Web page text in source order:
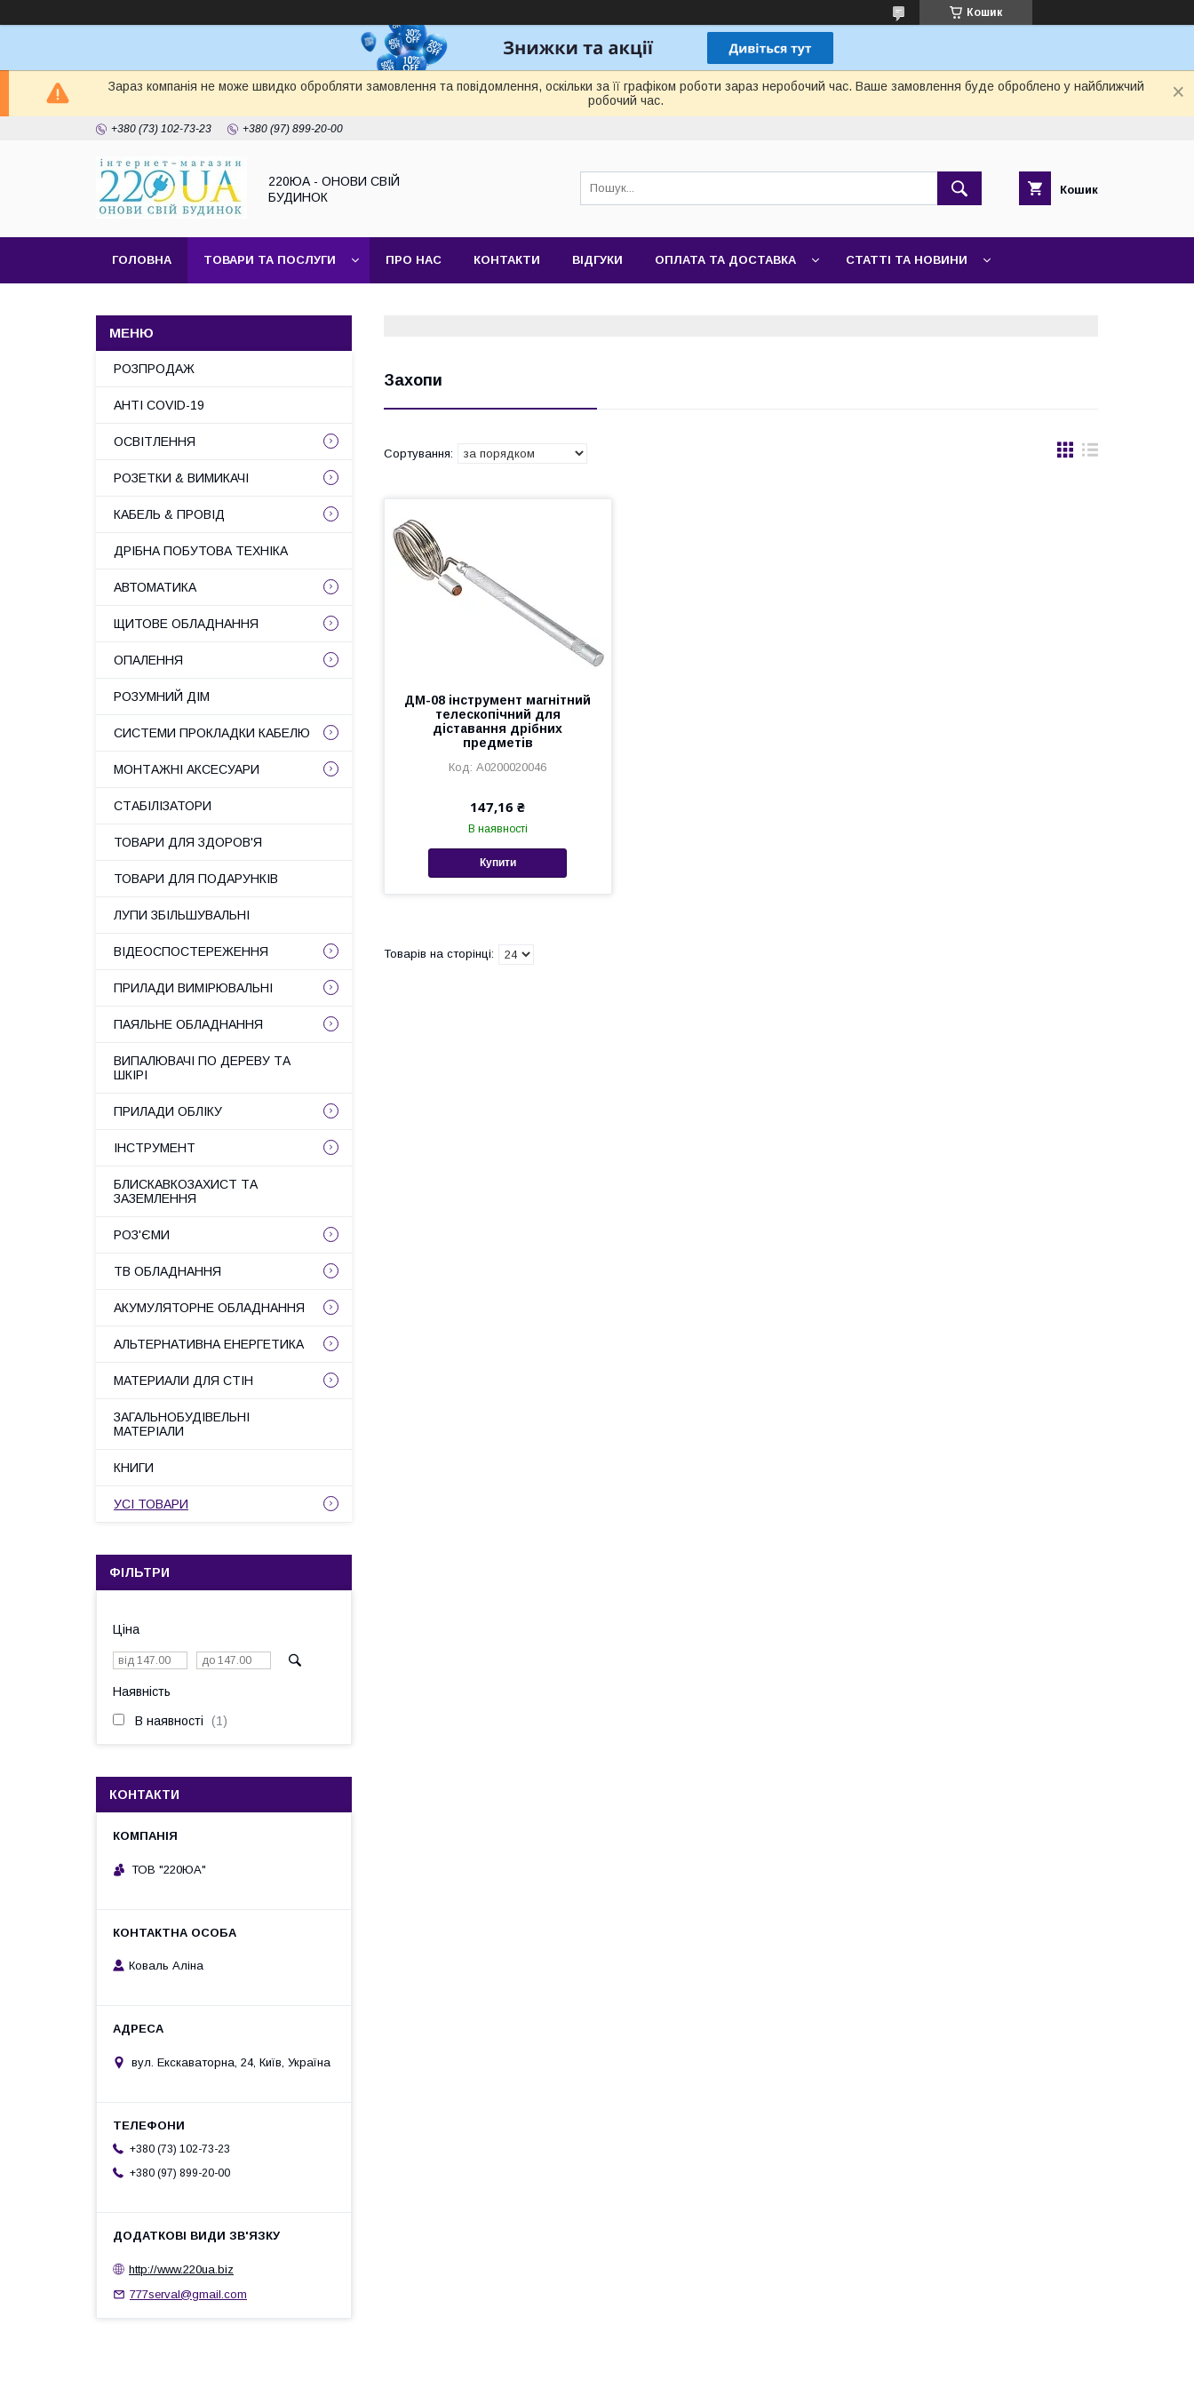
Кошик
Зараз компанія не може швидко обробляти замовлення та повідомлення, оскільки за її графіком роботи зараз неробочий час. Ваше замовлення буде оброблено у найближчий
робочий час.
+380 (73) 102-73-23 +380 (97) 899-20-00
220ЮА - ОНОВИ СВІЙ
БУДИНОК
Кошик
ГОЛОВНА ТОВАРИ ТА ПОСЛУГИ ПРО НАС КОНТАКТИ ВІДГУКИ ОПЛАТА ТА ДОСТАВКА СТАТТІ ТА НОВИНИ
Захопи
ДМ-08 інструмент магнітний
телескопічний для
діставання дрібних
предметів
A0200020046
147,16 ₴
В наявності
Купити
РОЗПРОДАЖ
АНТІ COVID-19
ОСВІТЛЕННЯ
РОЗЕТКИ & ВИМИКАЧІ
КАБЕЛЬ & ПРОВІД
ДРІБНА ПОБУТОВА ТЕХНІКА
АВТОМАТИКА
ЩИТОВЕ ОБЛАДНАННЯ
ОПАЛЕННЯ
РОЗУМНИЙ ДІМ
СИСТЕМИ ПРОКЛАДКИ КАБЕЛЮ
МОНТАЖНІ АКСЕСУАРИ
СТАБІЛІЗАТОРИ
ТОВАРИ ДЛЯ ЗДОРОВ'Я
ТОВАРИ ДЛЯ ПОДАРУНКІВ
ЛУПИ ЗБІЛЬШУВАЛЬНІ
ВІДЕОСПОСТЕРЕЖЕННЯ
ПРИЛАДИ ВИМІРЮВАЛЬНІ
ПАЯЛЬНЕ ОБЛАДНАННЯ
ВИПАЛЮВАЧІ ПО ДЕРЕВУ ТА
ШКІРІ
ПРИЛАДИ ОБЛІКУ
ІНСТРУМЕНТ
БЛИСКАВКОЗАХИСТ ТА
ЗАЗЕМЛЕННЯ
РОЗ'ЄМИ
ТВ ОБЛАДНАННЯ
АКУМУЛЯТОРНЕ ОБЛАДНАННЯ
АЛЬТЕРНАТИВНА ЕНЕРГЕТИКА
МАТЕРИАЛИ ДЛЯ СТІН
ЗАГАЛЬНОБУДІВЕЛЬНІ
МАТЕРІАЛИ
КНИГИ
УСІ ТОВАРИ
ФІЛЬТРИ
Ціна
Наявність
В наявності 1
КОНТАКТИ
ТОВ "220ЮА"
Коваль Аліна
вул. Екскаваторна, 24, Київ, Україна
+380 (73) 102-73-23
+380 (97) 899-20-00
http://www.220ua.biz
777serval@gmail.com